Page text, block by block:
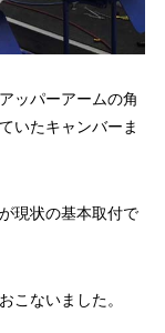
ッパーアームの角
いたキャンバーま
現状の基本取付で
こないました。